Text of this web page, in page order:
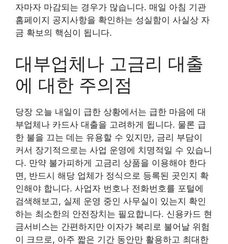
자마자 마감되는 경우가 많습니다. 매일 아침 기관
홈페이지 공지사항을 확인하는 성실함이 사실상 자
금 확보의 핵심이 됩니다.
대부업체나 고금리 대출
에 대한 주의점
당장 오늘 내일이 급한 상황에서는 급한 마음에 대
부업체나 카드사 대출을 고려하게 됩니다. 물론 급
한 불을 끄는 데는 유용할 수 있지만, 금리 부담이
커서 장기적으로는 사업 운영에 치명적일 수 있습니
다. 만약 불가피하게 고금리 상품을 이용해야 한다
면, 반드시 해당 업체가 정식으로 등록된 곳인지 확
인해야 합니다. 사업자 번호나 전화번호를 포털에
검색해보고, 실제 운영 중인 사무실이 있는지 확인
하는 최소한의 안전장치는 필요합니다. 신용카드 현
금서비스는 간편하지만 이자가 복리로 불어날 위험
이 크므로, 아주 짧은 기간 동안만 활용하고 최대한